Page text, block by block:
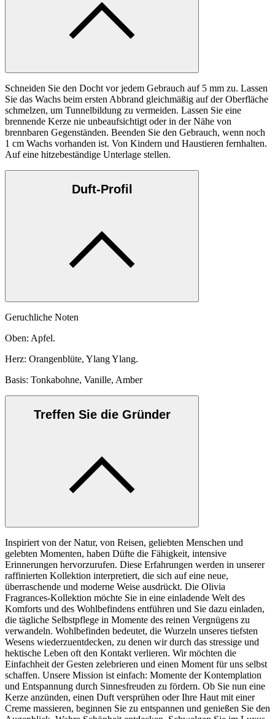
Schneiden Sie den Docht vor jedem Gebrauch auf 5 mm zu. Lassen
Sie das Wachs beim ersten Abbrand gleichmäßig auf der Oberfläche
schmelzen, um Tunnelbildung zu vermeiden. Lassen Sie eine
brennende Kerze nie unbeaufsichtigt oder in der Nähe von
brennbaren Gegenständen. Beenden Sie den Gebrauch, wenn noch
1 cm Wachs vorhanden ist. Von Kindern und Haustieren fernhalten.
Auf eine hitzebeständige Unterlage stellen.
Duft-Profil
Geruchliche Noten
Oben: Apfel.
Herz: Orangenblüte, Ylang Ylang.
Basis: Tonkabohne, Vanille, Amber
Treffen Sie die Gründer
Inspiriert von der Natur, von Reisen, geliebten Menschen und
gelebten Momenten, haben Düfte die Fähigkeit, intensive
Erinnerungen hervorzurufen. Diese Erfahrungen werden in unserer
raffinierten Kollektion interpretiert, die sich auf eine neue,
überraschende und moderne Weise ausdrückt. Die Olivia
Fragrances-Kollektion möchte Sie in eine einladende Welt des
Komforts und des Wohlbefindens entführen und Sie dazu einladen,
die tägliche Selbstpflege in Momente des reinen Vergnügens zu
verwandeln. Wohlbefinden bedeutet, die Wurzeln unseres tiefsten
Wesens wiederzuentdecken, zu denen wir durch das stressige und
hektische Leben oft den Kontakt verlieren. Wir möchten die
Einfachheit der Gesten zelebrieren und einen Moment für uns selbst
schaffen. Unsere Mission ist einfach: Momente der Kontemplation
und Entspannung durch Sinnesfreuden zu fördern. Ob Sie nun eine
Kerze anzünden, einen Duft versprühen oder Ihre Haut mit einer
Creme massieren, beginnen Sie zu entspannen und genießen Sie den